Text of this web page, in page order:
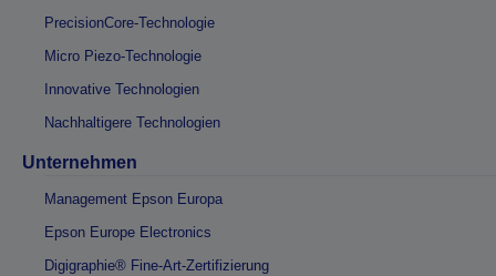
PrecisionCore-Technologie
Micro Piezo-Technologie
Innovative Technologien
Nachhaltigere Technologien
Unternehmen
Management Epson Europa
Epson Europe Electronics
Digigraphie® Fine-Art-Zertifizierung